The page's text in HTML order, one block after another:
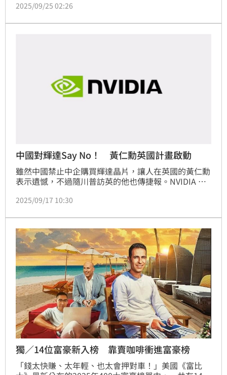
擴展計畫的一部分。永豐投顧指出，此舉延續輝達
作，星門計畫總規模達 10GW、投資額約 5,000 億美
2025/09/25 02:26
中國對輝達Say No！ 黃仁勳英國計畫啟動
雖然中國禁止中企購買輝達晶片，讓人在英國的黃仁勳
表示遺憾，不過隨川普訪英的他也傳捷報。NVIDIA 今
CoreWeave、Microsoft 和 Nscale 等合作夥伴攜手打
建造並營運 AI 工廠，服務包括來自OpenAI 在內的領
先 AI 模型，以協助英國實現主權 AI 目標，打造推動創
新、經濟成長與機會的平台。
2025/09/17 10:30
獨／14位富豪新入榜 靠賣咖啡衝進富豪榜
「錢太快賺、太年輕、也太會押對車！」美國《富比